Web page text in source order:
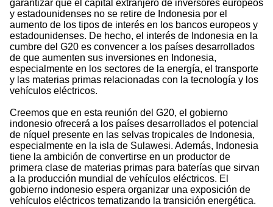
garantizar que el capital extranjero de inversores europeos
y estadounidenses no se retire de Indonesia por el
aumento de los tipos de interés en los bancos europeos y
estadounidenses. De hecho, el interés de Indonesia en la
cumbre del G20 es convencer a los países desarrollados
de que aumenten sus inversiones en Indonesia,
especialmente en los sectores de la energía, el transporte
y las materias primas relacionadas con la tecnología y los
vehículos eléctricos.
Creemos que en esta reunión del G20, el gobierno
indonesio ofrecerá a los países desarrollados el potencial
de níquel presente en las selvas tropicales de Indonesia,
especialmente en la isla de Sulawesi. Además, Indonesia
tiene la ambición de convertirse en un productor de
primera clase de materias primas para baterías que sirvan
a la producción mundial de vehículos eléctricos. El
gobierno indonesio espera organizar una exposición de
vehículos eléctricos tematizando la transición energética.